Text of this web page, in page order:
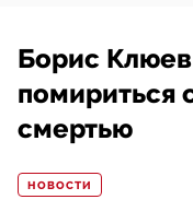
Борис
помириться
смертью
НОВОСТИ